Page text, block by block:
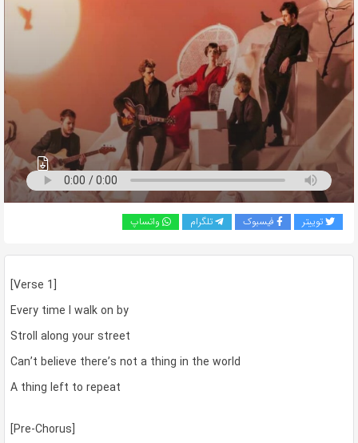
خود
به
اشتراک
بگذارید.
کپی
توییتر فیسبوک تلگرام واتساپ
[Verse 1]
Every time I walk on by
Stroll along your street
Can’t believe there’s not a thing in the world
A thing left to repeat
[Pre-Chorus]